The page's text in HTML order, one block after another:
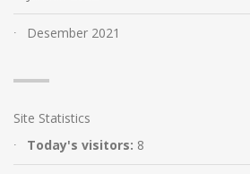
Desember 2021
Site Statistics
Today's visitors: 8